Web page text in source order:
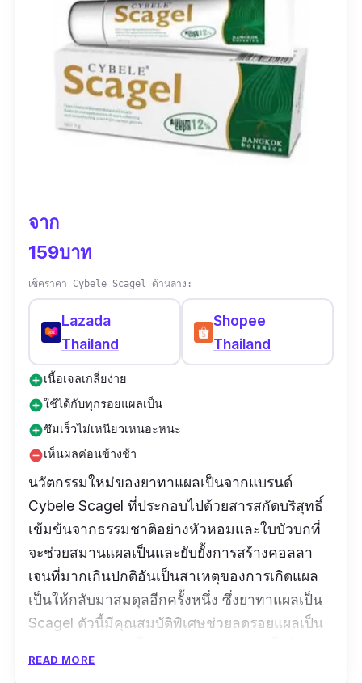
จาก
159บาท
เช็คราคา Cybele Scagel ด้านล่าง:
Lazada
Thailand
Shopee
Thailand
add_circleเนื้อเจลเกลี่ยง่าย
add_circleใช้ได้กับทุกรอยแผลเป็น
add_circleซึมเร็วไม่เหนียวเหนอะหนะ
remove_circleเห็นผลค่อนข้างช้า
นวัตกรรมใหม่ของยาทาแผลเป็นจากแบรนด์
Cybele Scagel ที่ประกอบไปด้วยสารสกัดบริสุทธิ์
เข้มข้นจากธรรมชาติอย่างหัวหอมและใบบัวบกที่
จะช่วยสมานแผลเป็นและยับยั้งการสร้างคอลลา
เจนที่มากเกินปกติอันเป็นสาเหตุของการเกิดแผล
เป็นให้กลับมาสมดุลอีกครั้งหนึ่ง ซึ่งยาทาแผลเป็น
Scagel ตัวนี้มีคุณสมบัติพิเศษช่วยลดรอยแผลเป็น
จากสิวและสาเหตุอื่น ๆ แผลไฟไหม้น้ำร้อนลวก
READ MORE